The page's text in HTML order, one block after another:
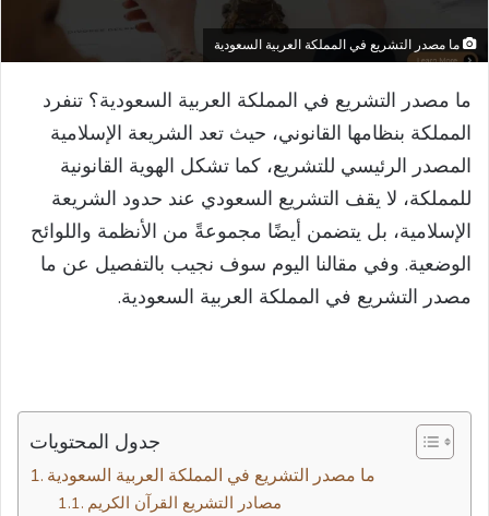
ما مصدر التشريع في المملكة العربية السعودية
ما مصدر التشريع في المملكة العربية السعودية؟ تنفرد
المملكة بنظامها القانوني، حيث تعد الشريعة الإسلامية
المصدر الرئيسي للتشريع، كما تشكل الهوية القانونية
للمملكة، لا يقف التشريع السعودي عند حدود الشريعة
الإسلامية، بل يتضمن أيضًا مجموعةً من الأنظمة واللوائح
الوضعية. وفي مقالنا اليوم سوف نجيب بالتفصيل عن ما
مصدر التشريع في المملكة العربية السعودية.
جدول المحتويات
ما مصدر التشريع في المملكة العربية السعودية
مصادر التشريع القرآن الكريم